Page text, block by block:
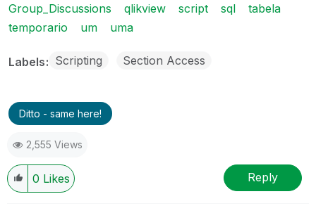
Group_Discussions
qlikview script sql
tabela
temporario
um uma
Labels Scripting Section Access
Ditto - same here!
2,555 Views
0 Likes Reply